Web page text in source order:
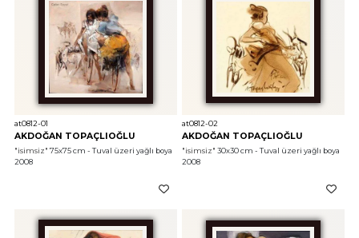
at0812-01
AKDOĞAN TOPAÇLIOĞLU
"isimsiz" 75x75 cm - Tuval üzeri yağlı boya
2008
at0812-02
AKDOĞAN TOPAÇLIOĞLU
"isimsiz" 30x30 cm - Tuval üzeri yağlı boya
2008